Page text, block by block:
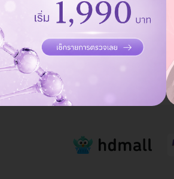
แอดมินพร้อมดูแลคุณทุก
คุยกับแอดมิ